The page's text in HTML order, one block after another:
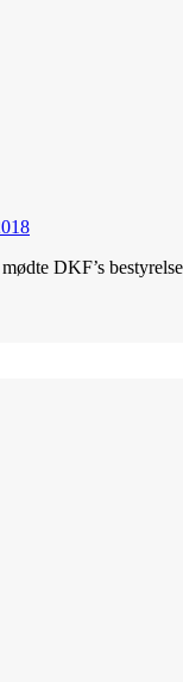
DKF’s